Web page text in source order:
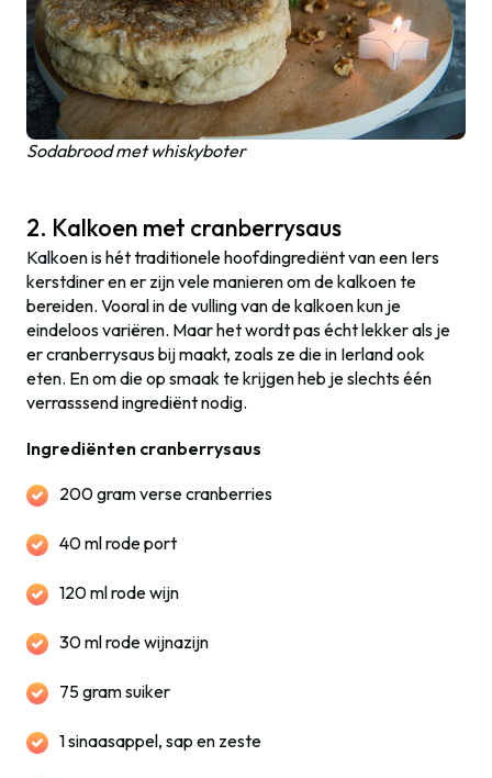
Sodabrood met whiskyboter
2. Kalkoen met cranberrysaus
Kalkoen is hét traditionele hoofdingrediënt van een Iers
kerstdiner en er zijn vele manieren om de kalkoen te
bereiden. Vooral in de vulling van de kalkoen kun je
eindeloos variëren. Maar het wordt pas écht lekker als je
er cranberrysaus bij maakt, zoals ze die in Ierland ook
eten. En om die op smaak te krijgen heb je slechts één
verrasssend ingrediënt nodig.
Ingrediënten cranberrysaus
200 gram verse cranberries
40 ml rode port
120 ml rode wijn
30 ml rode wijnazijn
75 gram suiker
1 sinaasappel, sap en zeste